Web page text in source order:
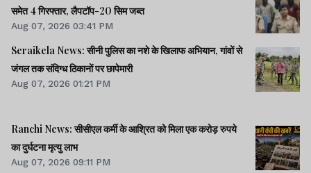
समेत 4 गिरफ्तार, लैपटॉप-20 सिम जब्त
Aug 07, 2026 03:41 PM
Seraikela News: सीनी पुलिस का नशे के खिलाफ अभियान, गांवों से
जंगल तक संदिग्ध ठिकानों पर छापेमारी
Aug 07, 2026 01:21 PM
Ranchi News: सीसीएल कर्मी के आश्रित को मिला एक करोड़ रुपये
का दुर्घटना मृत्यु लाभ
Aug 07, 2026 09:11 PM